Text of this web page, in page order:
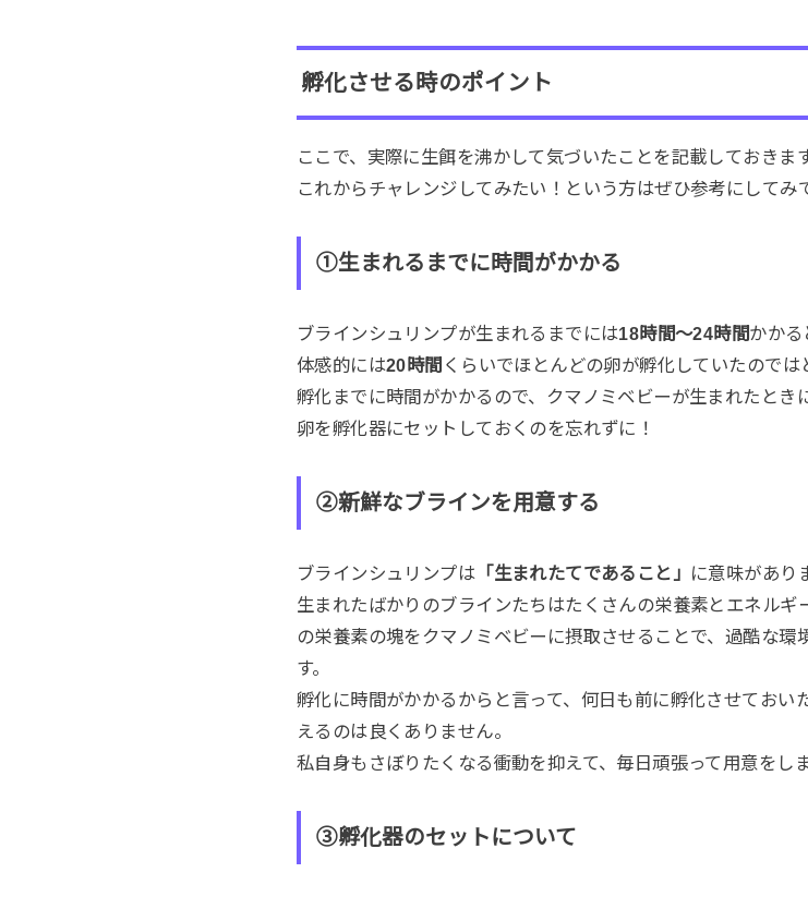
孵化させる時のポイント
ここで、実際に生餌を沸かして気づいたことを記載しておきます
これからチャレンジしてみたい！という方はぜひ参考にしてみ
①生まれるまでに時間がかかる
ブラインシュリンプが生まれるまでには18時間～24時間かかる
体感的には20時間 くらいでほとんどの卵が孵化していたのでは
孵化までに時間がかかるので、クマノミベビーが生まれたと
卵を孵化器にセットしておくのを忘れずに！
②新鮮なブラインを用意する
ブラインシュリンプは 「生まれたてであること」
に意味があり
生まれたばかりのブラインたちはたくさんの栄養素とエネルギ
の栄養素の塊をクマノミベビーに摂取させることで、過酷な環
す。
孵化に時間がかかるからと言って、何日も前に孵化させておい
えるのは良くありません。
私自身もさぼりたくなる衝動を抑えて、毎日頑張って用意をしま
③孵化器のセットについて